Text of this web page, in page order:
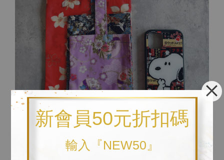
新會員50元折扣碼
輸入『NEW50』